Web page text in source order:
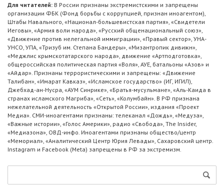
Для читателей: В России признаны экстремистскими и запрещены
организации ФБК (Фонд борьбы с коррупцией, признан иноагентом),
Штабы Навального, «Национал-большевистская партия», «Свидетели
Иеговы», «Армия воли народа», «Русский общенациональный союз»,
«Движение против нелегальной иммиграции», «Правый сектор», УНА-
УНСО, УПА, «Тризуб им. Степана Бандеры», «Мизантропик дивижн»,
«Меджлис крымскотатарского народа», движение «Артподготовка»,
общероссийская политическая партия «Воля», АУЕ, батальоны «Азов» и
«Айдар». Признаны террористическими и запрещены: «Движение
Талибан», «Имарат Кавказ», «Исламское государство» (ИГ, ИГИЛ),
Джебхад-ан-Нусра, «АУМ Синрике», «Братья-мусульмане», «Аль-Каида в
странах исламского Магриба», «Сеть», «Колумбайн». В РФ признана
нежелательной деятельность «Открытой России», издания «Проект
Медиа». СМИ-иноагентами признаны: телеканал «Дождь», «Медуза»,
«Важные истории», «Голос Америки», радио «Свобода», The Insider,
«Медиазона», ОВД-инфо. Иноагентами признаны общество/центр
«Мемориал», «Аналитический Центр Юрия Левады», Сахаровский центр.
Instagram и Facebook (Metа) запрещены в РФ за экстремизм.